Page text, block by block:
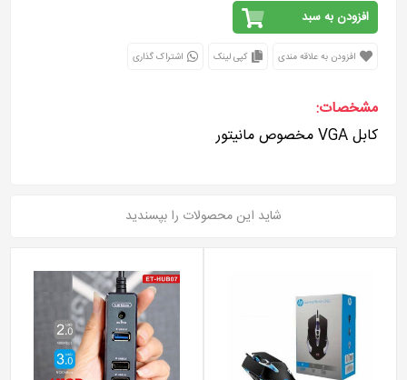
افزودن به سبد
افزودن به علاقه مندی کپی لینک اشتراک گذاری
مشخصات:
کابل VGA مخصوص مانیتور
شاید این محصولات را بپسندید